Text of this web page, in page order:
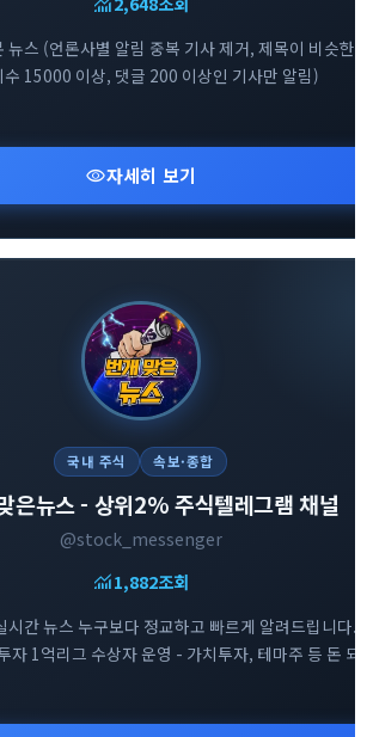
뉴스 (언론사별 알림 중복 기사 제거, 제목이 비슷한
수 15000 이상, 댓글 200 이상인 기사만 알림)
visibility자세히 보기
국내 주식 속보·종합
은뉴스 - 상위2% 주식텔레그램 채널
@stock_messenger
monitoring1,882조회
시간 뉴스 누구보다 정교하고 빠르게 알려드립니다. -
자 1억리그 수상자 운영 - 가치투자, 테마주 등 돈 되